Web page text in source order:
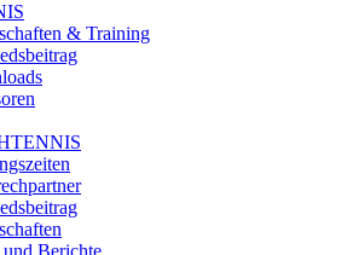
& Training
Berichte